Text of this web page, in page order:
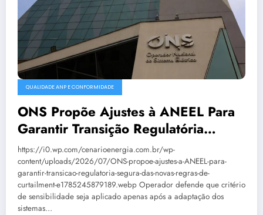
QUALIDADE ANP E CONFORMIDADE
ONS Propõe Ajustes à ANEEL Para
Garantir Transição Regulatória
Segura Das Novas Regras De
Curtailment
https://i0.wp.com/cenarioenergia.com.br/wp-
content/uploads/2026/07/ONS-propoe-ajustes-a-ANEEL-para-
garantir-transicao-regulatoria-segura-das-novas-regras-de-
curtailment-e1785245879189.webp Operador defende que critério
de sensibilidade seja aplicado apenas após a adaptação dos
sistemas…